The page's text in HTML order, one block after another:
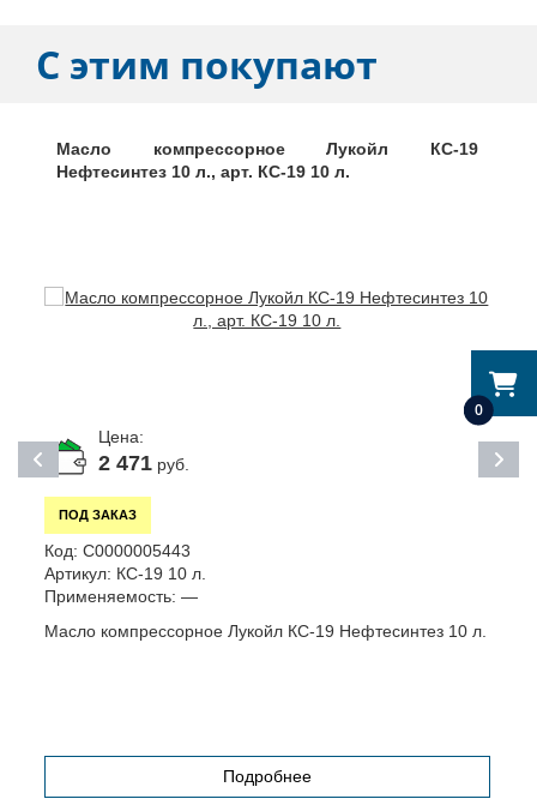
0
С этим покупают
Масло компрессорное Лукойл КС-19
Нефтесинтез 10 л., арт. КС-19 10 л.
Цена:
2 471руб.
ПОД ЗАКАЗ
Код: С0000005443
Артикул: КС-19 10 л.
Применяемость: —
Масло компрессорное Лукойл КС-19 Нефтесинтез 10 л.
Подробнее